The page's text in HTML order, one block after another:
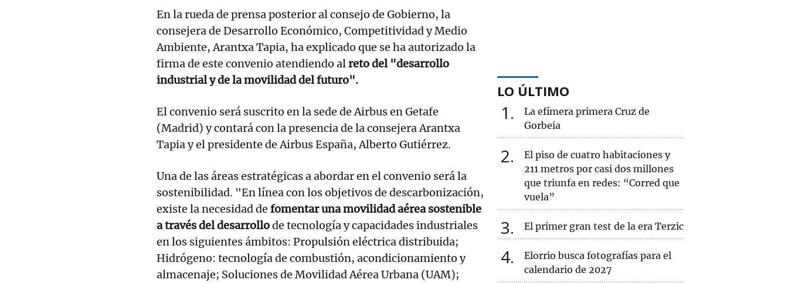
En la rueda de prensa posterior al consejo de Gobierno, la
consejera de Desarrollo Económico, Competitividad y Medio
Ambiente, Arantxa Tapia, ha explicado que se ha autorizado la
firma de este convenio atendiendo alreto del "desarrollo
industrial y de la movilidad del futuro".
El convenio será suscrito en la sede de Airbus en Getafe
(Madrid) y contará con la presencia de la consejera Arantxa
Tapia y el presidente de Airbus España, Alberto Gutiérrez.
Una de las áreas estratégicas a abordar en el convenio será la
sostenibilidad. "En línea con los objetivos de descarbonización,
existe la necesidad de fomentar una movilidad aérea sostenible
a través del desarrollode tecnología y capacidades industriales
en los siguientes ámbitos: Propulsión eléctrica distribuida;
Hidrógeno: tecnología de combustión, acondicionamiento y
almacenaje; Soluciones de Movilidad Aérea Urbana (UAM);
LO ÚLTIMO
1
La efímera primera Cruz de
Gorbeia
2
El piso de cuatro habitaciones y
211 metros por casi dos millones
que triunfa en redes: “Corred que
vuela”
3 El primer gran test de la era Terzic
4
Elorrio busca fotografías para el
calendario de 2027